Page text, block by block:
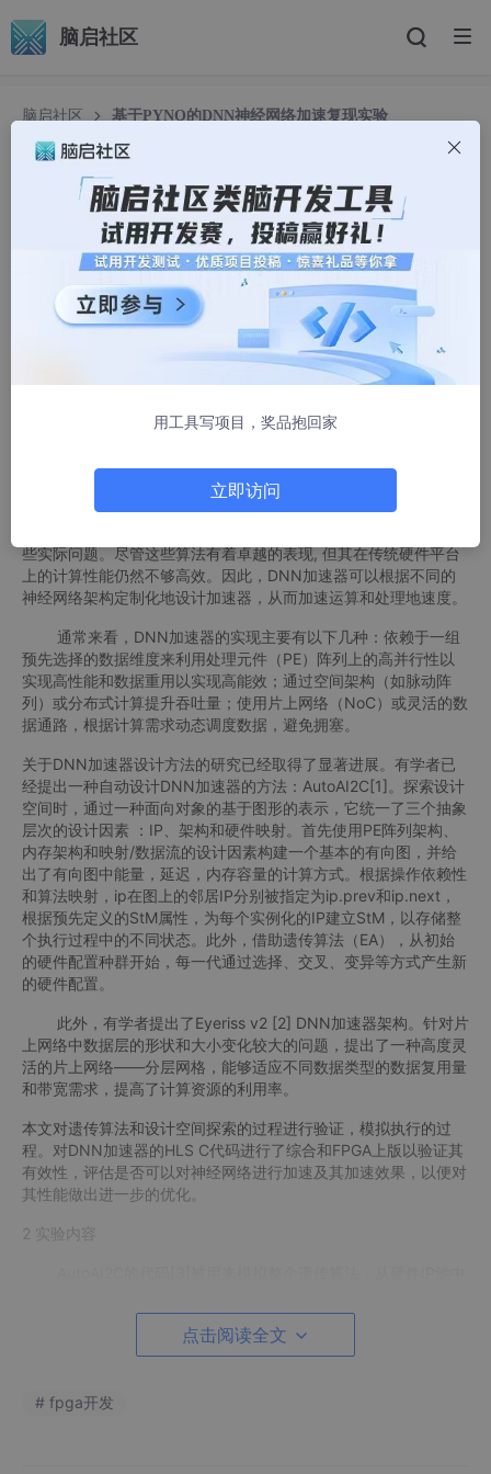
脑启社区
脑启社区 基于PYNQ的DNN神经网络加速复现实验
基于PYNQ的DNN神经网络加速复现实验
czyd1234
1242人浏览 · 2025-06-06 10:59:41
文章源代码https://github.com/tilmto/autoai2c
原论文：Yongan Zhang, Xiaofan Zhang et al. AutoAI2C: An Aut
omated Hardware Generator for DNN Acceleration on Both FP
GA and ASIC. IEEE Transactions on Computer-aided Design of
随着数据需求的增长以及硬件算力性能的提升,人工智能得到
些实际问题。尽管这些算法有着卓越的表现, 但其在传统硬件平台
上的计算性能仍然不够高效。因此，DNN加速器可以根据不同的
神经网络架构定制化地设计加速器，从而加速运算和处理地速度。
通常来看，DNN加速器的实现主要有以下几种：依赖于一组
预先选择的数据维度来利用处理元件（PE）阵列上的高并行性以
实现高性能和数据重用以实现高能效；通过空间架构（如脉动阵
列）或分布式计算提升吞吐量；使用片上网络（NoC）或灵活的数
据通路，根据计算需求动态调度数据，避免拥塞。
关于DNN加速器设计方法的研究已经取得了显著进展。有学者已
经提出一种自动设计DNN加速器的方法：AutoAI2C[1]。探索设计
空间时，通过一种面向对象的基于图形的表示，它统一了三个抽象
层次的设计因素 ：IP、架构和硬件映射。首先使用PE阵列架构、
内存架构和映射/数据流的设计因素构建一个基本的有向图，并给
出了有向图中能量，延迟，内存容量的计算方式。根据操作依赖性
和算法映射，ip在图上的邻居IP分别被指定为ip.prev和ip.next，
根据预先定义的StM属性，为每个实例化的IP建立StM，以存储整
个执行过程中的不同状态。此外，借助遗传算法（EA），从初始
的硬件配置种群开始，每一代通过选择、交叉、变异等方式产生新
的硬件配置。
此外，有学者提出了Eyeriss v2 [2] DNN加速器架构。针对片
上网络中数据层的形状和大小变化较大的问题，提出了一种高度灵
活的片上网络——分层网格，能够适应不同数据类型的数据复用量
和带宽需求，提高了计算资源的利用率。
本文对遗传算法和设计空间探索的过程进行验证，模拟执行的过
程。对DNN加速器的HLS C代码进行了综合和FPGA上版以验证其
有效性，评估是否可以对神经网络进行加速及其加速效果，以便对
其性能做出进一步的优化。
2 实验内容
件配置的快速探索，由于本地的运算能力有限，最大种群数设为1
0。在第一阶段的DSE中，得到40个硬件的评分如图1所示。
b_vol: 786432, rf_vol: 3072, num_pe: 256, num_rf: 256，和作
点击阅读全文
# fpga开发
用工具写项目，奖品抱回家
立即访问